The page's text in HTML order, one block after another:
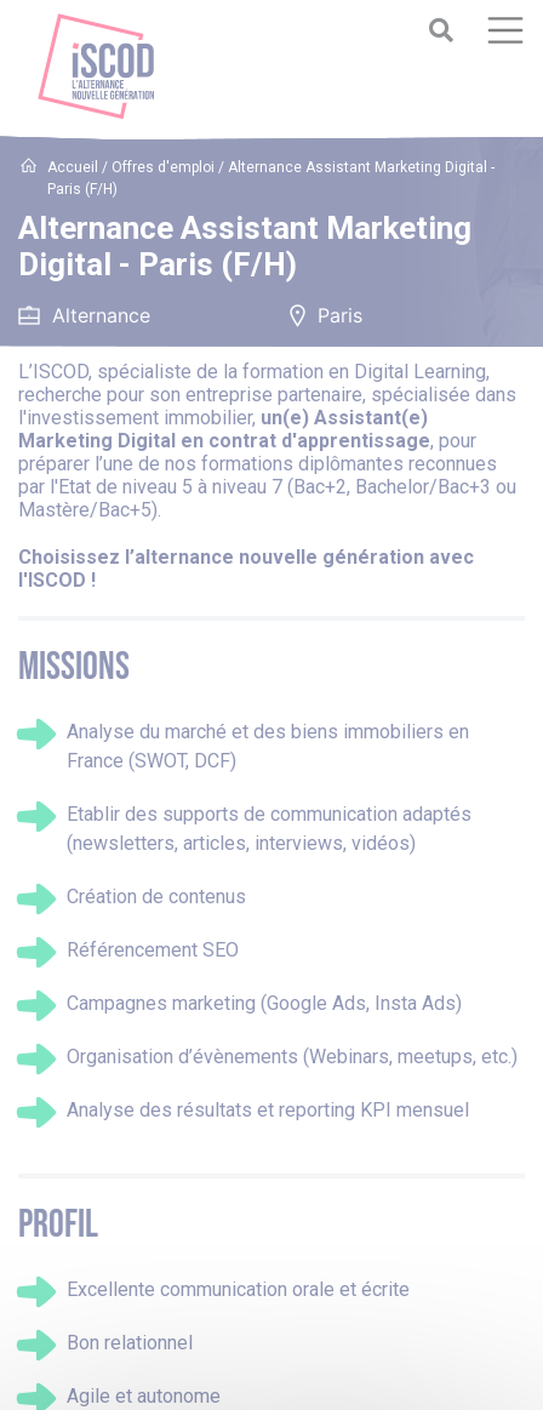
Accueil / Offres d'emploi /Alternance Assistant Marketing Digital -
Paris (F/H)
Alternance Assistant Marketing
Digital - Paris (F/H)
Alternance Paris
L’ISCOD, spécialiste de la formation en Digital Learning,
recherche pour son entreprise partenaire, spécialisée dans
l'investissement immobilier, un(e) Assistant(e)
Marketing Digital en contrat d'apprentissage, pour
préparer l’une de nos formations diplômantes reconnues
par l'Etat de niveau 5 à niveau 7 (Bac+2, Bachelor/Bac+3 ou
Mastère/Bac+5).
Choisissez l’alternance nouvelle génération avec
l'ISCOD !
MISSIONS
Analyse du marché et des biens immobiliers en
France (SWOT, DCF)
Etablir des supports de communication adaptés
(newsletters, articles, interviews, vidéos)
Création de contenus
Référencement SEO
Campagnes marketing (Google Ads, Insta Ads)
Organisation d’évènements (Webinars, meetups, etc.)
Analyse des résultats et reporting KPI mensuel
PROFIL
Excellente communication orale et écrite
Bon relationnel
Agile et autonome